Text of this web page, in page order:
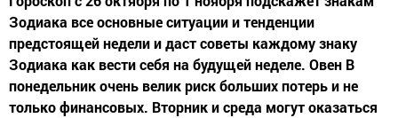
Зодиака все основные ситуации и тенденции
предстоящей недели и даст советы каждому знаку
Зодиака как вести себя на будущей неделе. Овен В
понедельник очень велик риск больших потерь и не
только финансовых. Вторник и среда могут оказаться